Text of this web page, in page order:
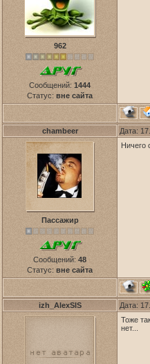
962
Сообщений: 1444
Статус: вне сайта
chambeer Дата:
Пассажир
Сообщений: 48
Статус: вне сайта
Ничего
izh_AlexSIS Дата:
Тоже
нет...